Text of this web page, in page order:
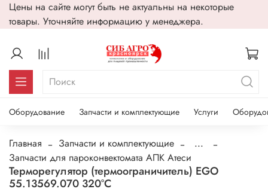
Цены на сайте могут быть не актуальны на некоторые
товары. Уточняйте информацию у менеджера.
Оборудование Запчасти и комплектующие Услуги
Главная Запчасти и комплектующие
...
Запчасти для пароконвектомата АПК Атеси
Терморегулятор (термоограничитель) EGO
55.13569.070 320°С